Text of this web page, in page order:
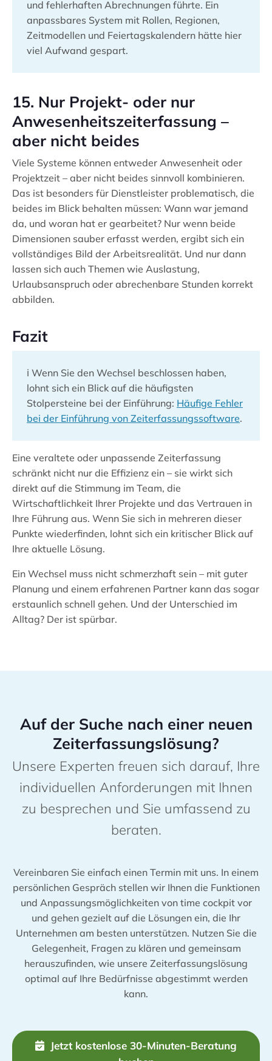
und fehlerhaften Abrechnungen führte. Ein
anpassbares System mit Rollen, Regionen,
Zeitmodellen und Feiertagskalendern hätte hier
viel Aufwand gespart.
15. Nur Projekt- oder nur
Anwesenheitszeiterfassung –
aber nicht beides
Viele Systeme können entweder Anwesenheit oder
Projektzeit – aber nicht beides sinnvoll kombinieren.
Das ist besonders für Dienstleister problematisch, die
beides im Blick behalten müssen: Wann war jemand
da, und woran hat er gearbeitet? Nur wenn beide
Dimensionen sauber erfasst werden, ergibt sich ein
vollständiges Bild der Arbeitsrealität. Und nur dann
lassen sich auch Themen wie Auslastung,
Urlaubsanspruch oder abrechenbare Stunden korrekt
abbilden.
Fazit
ℹ️ Wenn Sie den Wechsel beschlossen haben,
lohnt sich ein Blick auf die häufigsten
Stolpersteine bei der Einführung: Häufige Fehler
bei der Einführung von Zeiterfassungssoftware.
Eine veraltete oder unpassende Zeiterfassung
schränkt nicht nur die Effizienz ein – sie wirkt sich
direkt auf die Stimmung im Team, die
Wirtschaftlichkeit Ihrer Projekte und das Vertrauen in
Ihre Führung aus. Wenn Sie sich in mehreren dieser
Punkte wiederfinden, lohnt sich ein kritischer Blick auf
Ihre aktuelle Lösung.
Ein Wechsel muss nicht schmerzhaft sein – mit guter
Planung und einem erfahrenen Partner kann das sogar
erstaunlich schnell gehen. Und der Unterschied im
Alltag? Der ist spürbar.
Auf der Suche nach einer neuen
Zeiterfassungslösung?
Unsere Experten freuen sich darauf, Ihre
individuellen Anforderungen mit Ihnen
zu besprechen und Sie umfassend zu
beraten.
Vereinbaren Sie einfach einen Termin mit uns. In einem
persönlichen Gespräch stellen wir Ihnen die Funktionen
und Anpassungsmöglichkeiten von time cockpit vor
und gehen gezielt auf die Lösungen ein, die Ihr
Unternehmen am besten unterstützen. Nutzen Sie die
Gelegenheit, Fragen zu klären und gemeinsam
herauszufinden, wie unsere Zeiterfassungslösung
optimal auf Ihre Bedürfnisse abgestimmt werden
kann.
Jetzt kostenlose 30-Minuten-Beratung